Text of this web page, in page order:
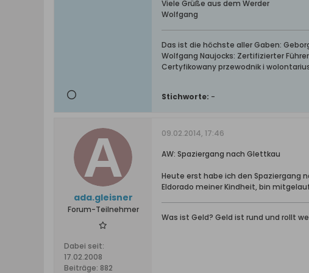
Viele Grüße aus dem Werder
Wolfgang
Das ist die höchste aller Gaben:
Wolfgang Naujocks: Zertifizierter
Certyfikowany przewodnik i
Stichworte: -
ada.gleisner
Forum-Teilnehmer
Dabei seit:
17.02.2008
Beiträge: 882
09.02.2014, 17:46
AW: Spaziergang nach Glettkau
Heute erst habe ich den Spaziergang
Eldorado meiner Kindheit, bin
Was ist Geld? Geld ist rund und rollt